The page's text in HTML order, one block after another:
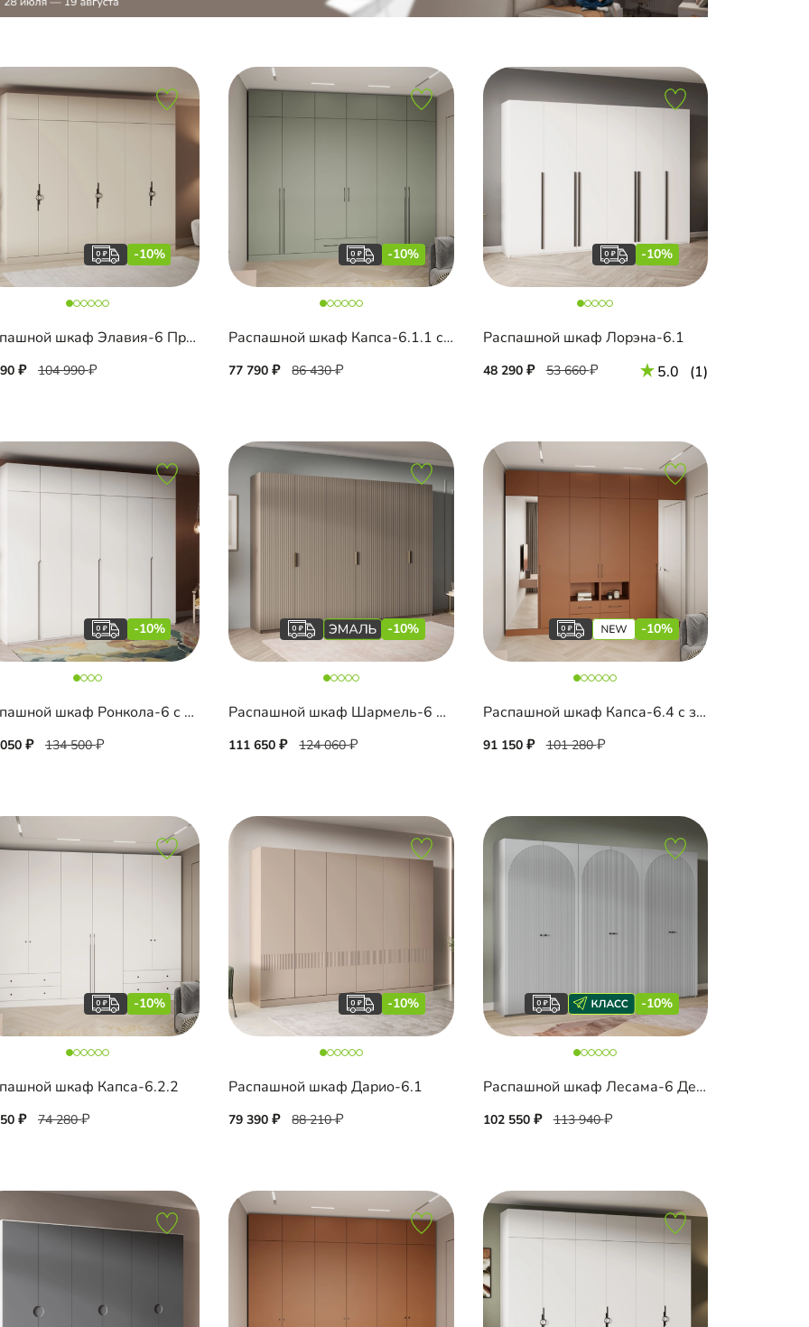
-10%
Распашной шкаф Элавия-6 Премиум с антресолью
104 990
-10%
Распашной шкаф Капса-6.1.1 с антресолью
77 790 86 430
-10%
Распашной шкаф Лорэна-6.1
48 290 53 660 5.0 (1)
-10%
Распашной шкаф Ронкола-6 с антресолью
134 500
-10%
Распашной шкаф Шармель-6 Лайф Эмаль
111 650 124 060
-10%
Распашной шкаф Капса-6.4 с зеркалом и антресолью
91 150 101 280
-10%
шкаф Капса-6.2.2
74 280
-10%
Распашной шкаф Дарио-6.1
79 390 88 210
-10%
Распашной шкаф Лесама-6 Декор 4
102 550 113 940